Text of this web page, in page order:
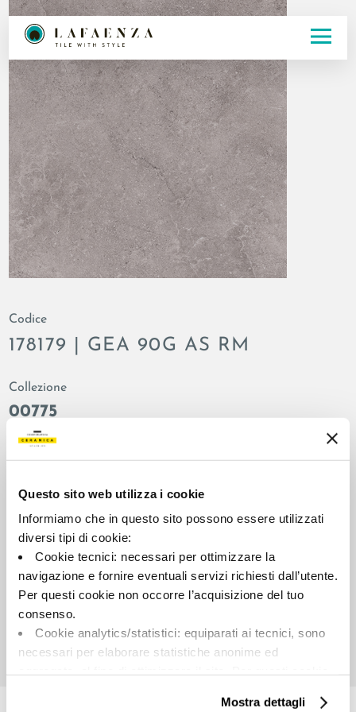
Questo sito web utilizza i cookie
Informiamo che in questo sito possono essere utilizzati
diversi tipi di cookie:
Cookie tecnici: necessari per ottimizzare la
navigazione e fornire eventuali servizi richiesti dall’utente.
Per questi cookie non occorre l’acquisizione del tuo
consenso.
Cookie analytics/statistici: equiparati ai tecnici, sono
necessari per elaborare statistiche anonime ed
Cookie di profilazione/marketing: sono utilizzati, solo
Mostra dettagli
Codice
178179 | GEA 90G AS RM
Collezione
00775
Colore:
Grigio
Fondo
Formato:
90.0x90.0
naturale
opaco
Stonalizzazione:
Unità di misura:
MQ